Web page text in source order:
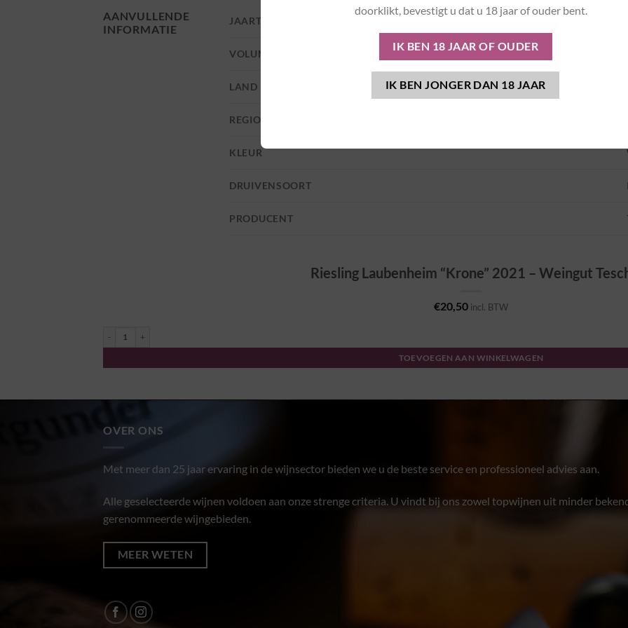
AANVULLENDE
INFORMATIE
JAARTAL
VOLUME
LAND
REGIO
KLEUR
DRUIVENSOORT
PRODUCENT
Riesling Laubenheim “Krone” 2021 – Weingut
€20,50 incl. BTW
TOEVOEGEN AAN WINKELWAGEN
OVER ONS
Met meer dan 25 jaar ervaring in de wijnsector bieden we u de beste service en professioneel advies aan.
Alle geselecteerde wijnen voldoen aan onze strenge criteria. U vindt bij ons zowel topwijnen uit minder
gerenommeerde wijngebieden.
MEER WETEN
doorklikt, bevestigt u dat u 18 jaar of ouder bent.